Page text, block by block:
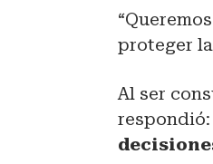
proteger
Al ser
respondió: